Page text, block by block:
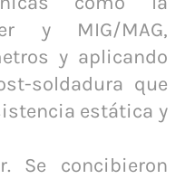
y MIG/MAG,
y aplicando
soldadura que
estática y
Se concibieron